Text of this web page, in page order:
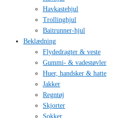
Havkastehjul
Trollinghjul
Baitrunner-hjul
Beklædning
Flydedragter & veste
Gummi- & vadestøvler
Huer, handsker & hatte
Jakker
Regntøj
Skjorter
Sokker